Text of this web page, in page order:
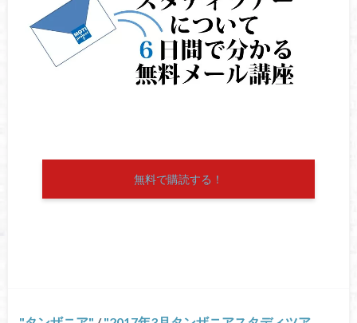
無料で購読する！